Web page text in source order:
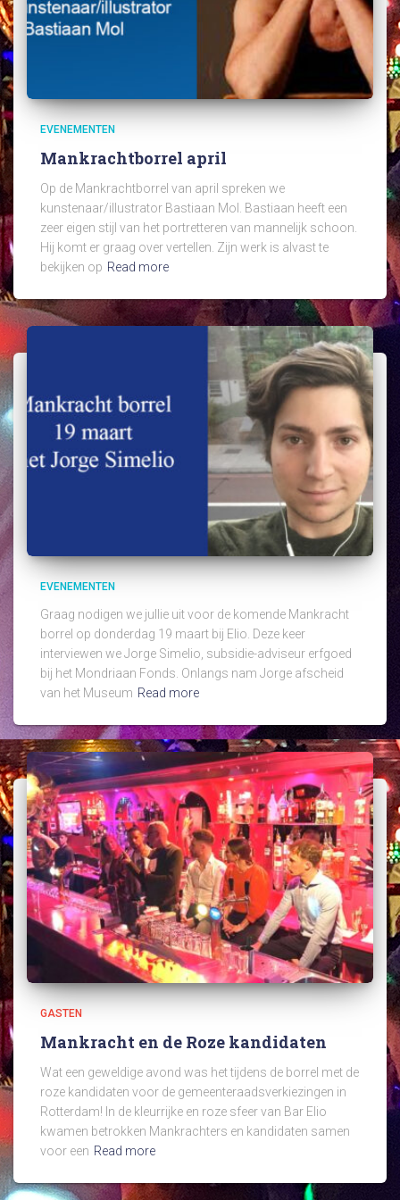
EVENEMENTEN
Mankrachtborrel april
Op de Mankrachtborrel van april spreken we
kunstenaar/illustrator Bastiaan Mol. Bastiaan heeft een
zeer eigen stijl van het portretteren van mannelijk schoon.
Hij komt er graag over vertellen. Zijn werk is alvast te
bekijken op Read more
EVENEMENTEN
Graag nodigen we jullie uit voor de komende Mankracht
borrel op donderdag 19 maart bij Elio. Deze keer
interviewen we Jorge Simelio, subsidie-adviseur erfgoed
bij het Mondriaan Fonds. Onlangs nam Jorge afscheid
van het Museum Read more
GASTEN
Mankracht en de Roze kandidaten
Wat een geweldige avond was het tijdens de borrel met de
roze kandidaten voor de gemeenteraadsverkiezingen in
Rotterdam! In de kleurrijke en roze sfeer van Bar Elio
kwamen betrokken Mankrachters en kandidaten samen
voor een Read more